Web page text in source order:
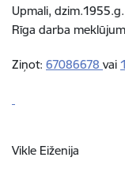
Upmali,
Rīga darba
Ziņot: 67086678 vai
Vikle Eiženija